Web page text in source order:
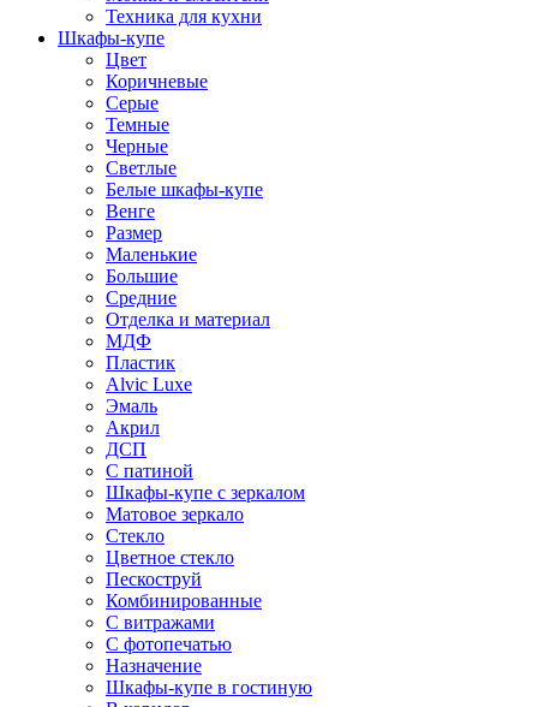
Техника для кухни
Шкафы-купе
Цвет
Коричневые
Серые
Темные
Черные
Светлые
Белые шкафы-купе
Венге
Размер
Маленькие
Большие
Средние
Отделка и материал
МДФ
Пластик
Alvic Luxe
Эмаль
Акрил
ДСП
С патиной
Шкафы-купе с зеркалом
Матовое зеркало
Стекло
Цветное стекло
Пескоструй
Комбинированные
С витражами
С фотопечатью
Назначение
Шкафы-купе в гостиную